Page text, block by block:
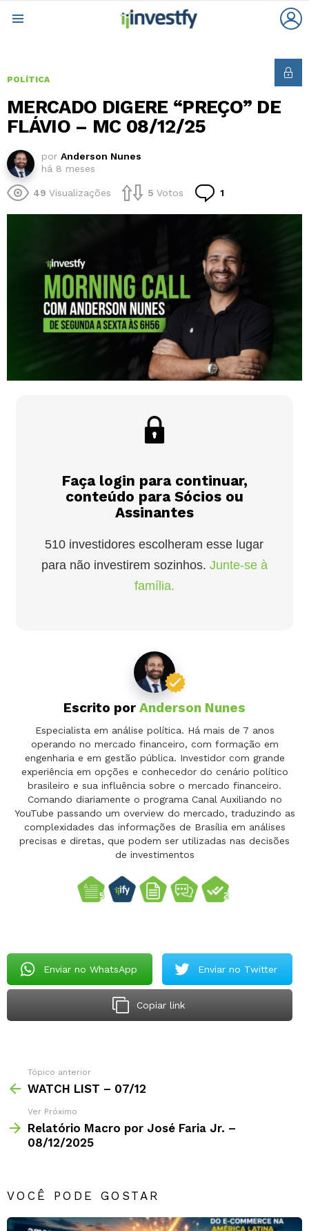
POLÍTICA
MERCADO DIGERE “PREÇO” DE
FLÁVIO – MC 08/12/25
por Anderson Nunes
há 8 meses
49 Visualizações 5 Votos 1
Faça login para continuar,
conteúdo para Sócios ou
Assinantes
510 investidores escolheram esse lugar
para não investirem sozinhos. Junte-se à
família.
Escrito por Anderson Nunes
Especialista em análise política. Há mais de 7 anos
operando no mercado financeiro, com formação em
engenharia e em gestão pública. Investidor com grande
experiência em opções e conhecedor do cenário político
brasileiro e sua influência sobre o mercado financeiro.
Comando diariamente o programa Canal Auxiliando no
YouTube passando um overview do mercado, traduzindo as
complexidades das informações de Brasília em análises
precisas e diretas, que podem ser utilizadas nas decisões
de investimentos
Enviar no WhatsApp Enviar no Twitter
Copiar link
Tópico anterior
WATCH LIST – 07/12
Ver Próximo
Relatório Macro por José Faria Jr. –
08/12/2025
VOCÊ PODE GOSTAR